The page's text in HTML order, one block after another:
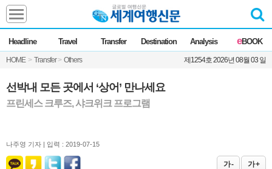
Headline Travel Transfer Destination Analysis eBOOK
HOME > Transfer > Others 제1254호 2026년 08월 03 일
Headline
전체 News
Commentary Opinion
Focus Marketing
ZoomIn
Transfer
선박내 모든 곳에서 ‘상어’ 만나세요
프린세스 크루즈, 샤크위크 프로그램
나주영 기자 | 입력 : 2019-07-15
가 - 가 +